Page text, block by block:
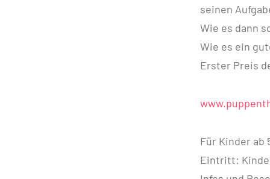
seinen
Wie es dann
Wie es ein
Erster Preis
Für Kinder ab
Eintritt: